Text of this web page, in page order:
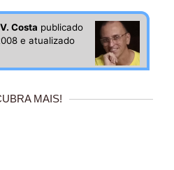
Costa publicado
e atualizado
MAIS!